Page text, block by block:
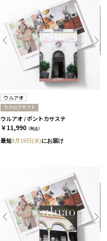
ウルアオ
カタログギフト
ウルアオ / ポントカサステ
￥11,990 （税込）
最短8月19日(水)にお届け